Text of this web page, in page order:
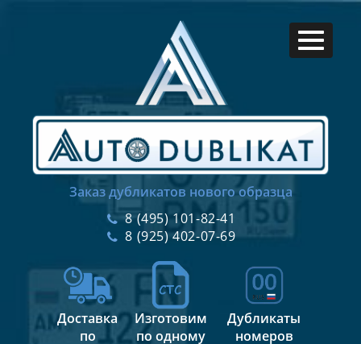
Заказ дубликатов нового образца
8 (495) 101-82-41
8 (925) 402-07-69
Доставка
по
Изготовим
по одному
Дубликаты
номеров